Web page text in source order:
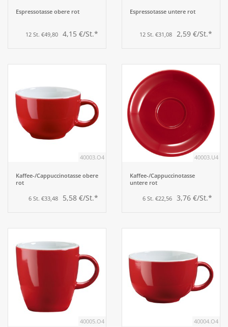
Berufsbekleidung
Küchenmöbel
Espressotasse obere rot
12 St. €49,80 4,15 €/St.*
Espressotasse untere rot
12 St. €31,08 2,59 €/St.*
40003.O4
Kaffee-/Cappuccinotasse obere
rot
6 St. €33,48 5,58 €/St.*
40003.U4
Kaffee-/Cappuccinotasse
untere rot
6 St. €22,56 3,76 €/St.*
40005.O4 40004.O4